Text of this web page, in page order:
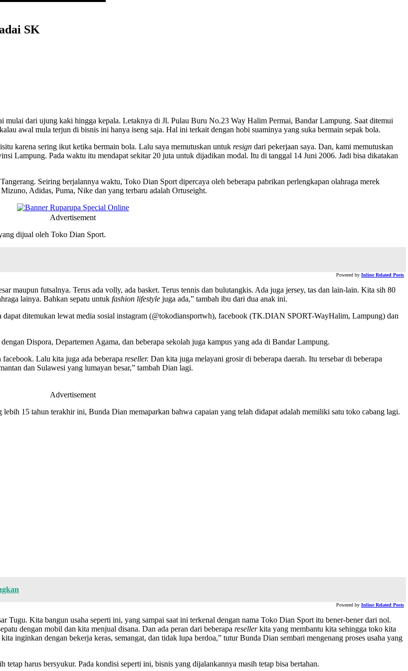
SK
dari ujung kaki hingga kepala. Letaknya di Jl. Pulau Buru No.23 Way Halim Permai, Bandar Lampung. Saat ditemui
awal mula terjun di bisnis ini hanya iseng saja. Hal ini terkait dengan hobi suaminya yang suka bermain sepak bola.
karena sering ikut ketika bermain bola. Lalu saya memutuskan untuk resign dari pekerjaan saya. Dan, kami memutuskan
Lampung. Pada waktu itu mendapat sekitar 20 juta untuk dijadikan modal. Itu di tanggal 14 Juni 2006. Jadi bisa dikatakan
Seiring berjalannya waktu, Toko Dian Sport dipercaya oleh beberapa pabrikan perlengkapan olahraga merek
Adidas, Puma, Nike dan yang terbaru adalah Ortuseight.
Advertisement
dijual oleh Toko Dian Sport.
Powered by Inline Related Posts
maupun futsalnya. Terus ada volly, ada basket. Terus tennis dan bulutangkis. Ada juga jersey, tas dan lain-lain. Kita sih 80
lainya. Bahkan sepatu untuk fashion lifestyle juga ada,” tambah ibu dari dua anak ini.
ditemukan lewat media sosial instagram (@tokodiansportwh), facebook (TK.DIAN SPORT-WayHalim, Lampung) dan
Dispora, Departemen Agama, dan beberapa sekolah juga kampus yang ada di Bandar Lampung.
facebook. Lalu kita juga ada beberapa reseller. Dan kita juga melayani grosir di beberapa daerah. Itu tersebar di beberapa
dan Sulawesi yang lumayan besar,” tambah Dian lagi.
Advertisement
15 tahun terakhir ini, Bunda Dian memaparkan bahwa capaian yang telah didapat adalah memiliki satu toko cabang lagi.
Powered by Inline Related Posts
Tugu. Kita bangun usaha seperti ini, yang sampai saat ini terkenal dengan nama Toko Dian Sport itu bener-bener dari nol.
dengan mobil dan kita menjual disana. Dan ada peran dari beberapa resellerkita yang membantu kita sehingga toko kita
inginkan dengan bekerja keras, semangat, dan tidak lupa berdoa,” tutur Bunda Dian sembari mengenang proses usaha yang
tetap harus bersyukur. Pada kondisi seperti ini, bisnis yang dijalankannya masih tetap bisa bertahan.